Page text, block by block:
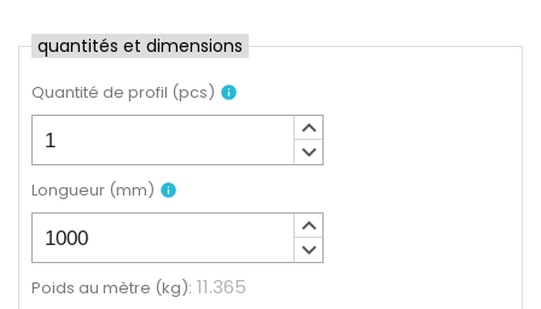
quantités et dimensions
Quantité de profil (pcs) info
keyboard_arrow_up
keyboard_arrow_down
Longueur (mm) info
keyboard_arrow_up
keyboard_arrow_down
Poids au mètre (kg): 11.365